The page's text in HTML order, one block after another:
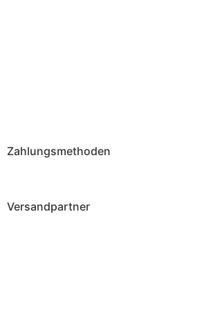
Zahlungsmethoden
Versandpartner